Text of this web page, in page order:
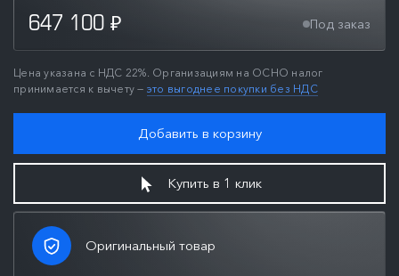
647 100 ₽ Под заказ
Цена указана с НДС 22%. Организациям на ОСНО налог
принимается к вычету — это выгоднее покупки без НДС
Добавить в корзину
Купить в 1 клик
Оригинальный товар